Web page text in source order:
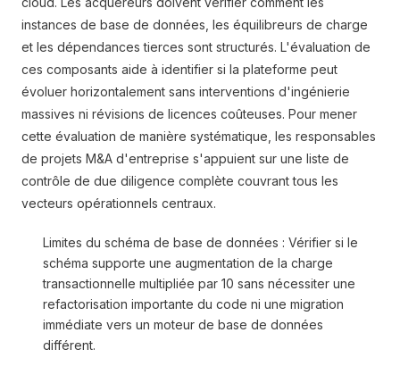
instances de base de données, les équilibreurs de charge
et les dépendances tierces sont structurés. L'évaluation de
ces composants aide à identifier si la plateforme peut
évoluer horizontalement sans interventions d'ingénierie
massives ni révisions de licences coûteuses. Pour mener
cette évaluation de manière systématique, les responsables
de projets M&A d'entreprise s'appuient sur une liste de
contrôle de due diligence complète couvrant tous les
vecteurs opérationnels centraux.
Limites du schéma de base de données : Vérifier si le
schéma supporte une augmentation de la charge
transactionnelle multipliée par 10 sans nécessiter une
refactorisation importante du code ni une migration
immédiate vers un moteur de base de données
différent.